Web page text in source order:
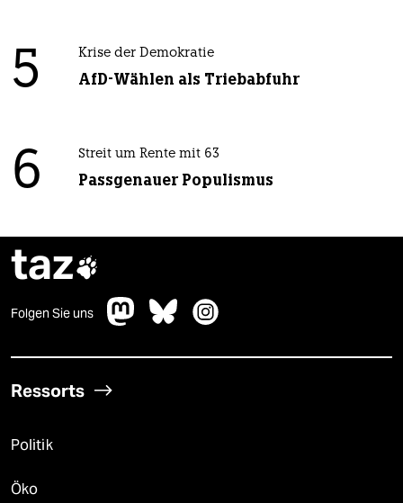
5 Krise der Demokratie
AfD-Wählen als Triebabfuhr
6 Streit um Rente mit 63
Passgenauer Populismus
taz
Folgen Sie uns
Ressorts
Politik
Öko